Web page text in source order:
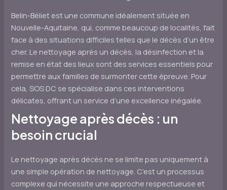
Belin-Béliet est une commune idéalement située en
Nouvelle-Aquitaine, qui, comme beaucoup de localités, fait
face à des situations difficiles telles que le décès d’un être
cher. Le nettoyage après un décès, la désinfection et la
remise en état des lieux sont des services essentiels pour
permettre aux familles de surmonter cette épreuve. Pour
cela, SOS DC se spécialise dans ces interventions
délicates, offrant un service d’une excellence inégalée.
Nettoyage après décès : un
besoin crucial
Le nettoyage après décès ne se limite pas uniquement à
une simple opération de nettoyage. C’est un processus
complexe qui nécessite une approche respectueuse et